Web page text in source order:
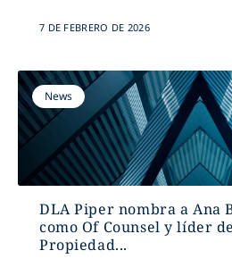
7 DE FEBRERO DE 2026
News
DLA Piper nombra a Ana
como Of Counsel y líder
Propiedad...